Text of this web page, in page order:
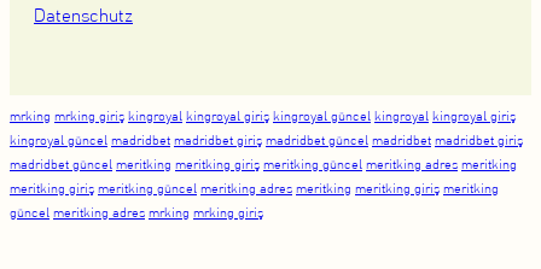
Datenschutz
mrking mrking giriş kingroyal kingroyal giriş kingroyal güncel kingroyal kingroyal giriş
kingroyal güncel madridbet madridbet giriş madridbet güncel madridbet madridbet giriş
madridbet güncel meritking meritking giriş meritking güncel meritking adres meritking
meritking giriş meritking güncel meritking adres meritking meritking giriş meritking
güncel meritking adres mrking mrking giriş